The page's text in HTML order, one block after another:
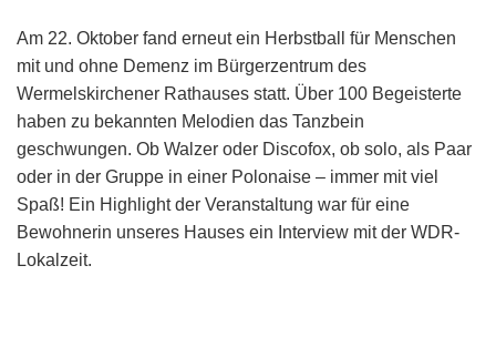
Am 22. Oktober fand erneut ein Herbstball für Menschen
mit und ohne Demenz im Bürgerzentrum des
Wermelskirchener Rathauses statt. Über 100 Begeisterte
haben zu bekannten Melodien das Tanzbein
geschwungen. Ob Walzer oder Discofox, ob solo, als Paar
oder in der Gruppe in einer Polonaise – immer mit viel
Spaß! Ein Highlight der Veranstaltung war für eine
Bewohnerin unseres Hauses ein Interview mit der WDR-
Lokalzeit.